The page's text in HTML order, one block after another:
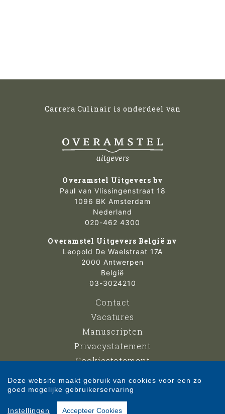
Carrera Culinair is onderdeel van
Overamstel Uitgevers bv
Paul van Vlissingenstraat 18
1096 BK Amsterdam
Nederland
020-462 4300
Overamstel Uitgevers België nv
Leopold De Waelstraat 17A
2000 Antwerpen
België
03-3024210
Contact
Vacatures
Manuscripten
Privacystatement
Cookiestatement
Cookie-instellingen
Copyright © 2007-2026 Overamstel Uitgevers - Alle rechten voorbehouden -
Deze website maakt gebruik van cookies voor een zo
goed mogelijke gebruikerservaring
Instellingen Accepteer Cookies